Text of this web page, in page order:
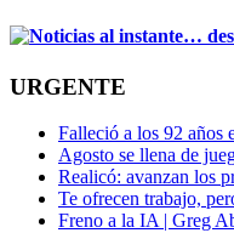
URGENTE
Falleció a los 92 años
Agosto se llena de
Realicó: avanzan los
Te ofrecen trabajo,
Freno a la IA | Greg